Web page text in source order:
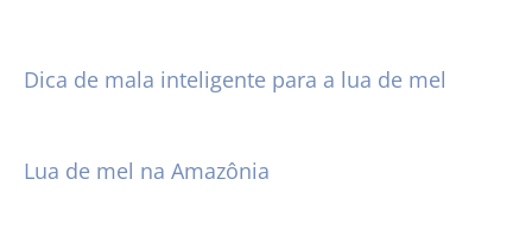
Dica de mala inteligente para a lua de mel
Lua de mel na Amazônia